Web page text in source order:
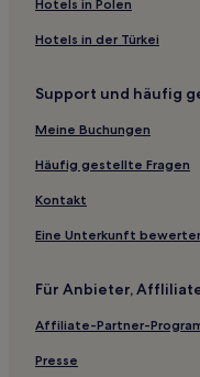
Hotels in Polen
Hotels in der Türkei
Support und häufig
Meine Buchungen
Häufig gestellte Fragen
Kontakt
Eine Unterkunft
Für Anbieter,
Affiliate-Partner-
Presse